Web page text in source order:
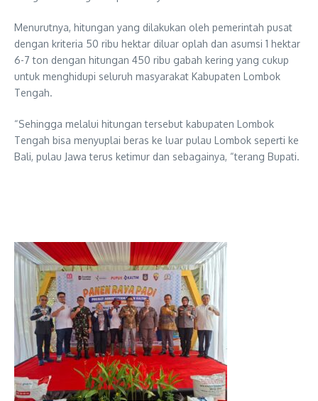
Menurutnya, hitungan yang dilakukan oleh pemerintah pusat
dengan kriteria 50 ribu hektar diluar oplah dan asumsi 1 hektar
6-7 ton dengan hitungan 450 ribu gabah kering yang cukup
untuk menghidupi seluruh masyarakat Kabupaten Lombok
Tengah.
“Sehingga melalui hitungan tersebut kabupaten Lombok
Tengah bisa menyuplai beras ke luar pulau Lombok seperti ke
Bali, pulau Jawa terus ketimur dan sebagainya, “terang Bupati.